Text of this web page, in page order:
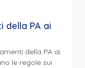
della PA ai
della PA ai
le regole sui